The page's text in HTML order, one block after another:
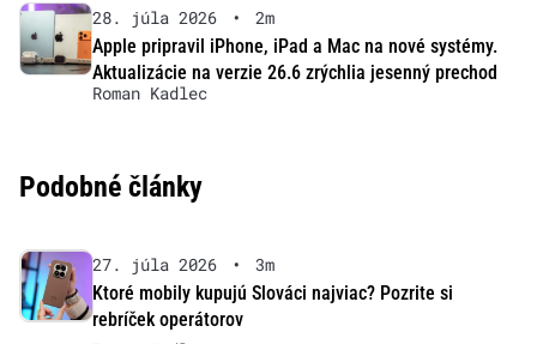
28. júla 2026 •
2m
Apple pripravil iPhone, iPad a Mac na nové systémy.
Aktualizácie na verzie 26.6 zrýchlia jesenný prechod
Roman Kadlec
Podobné články
27. júla 2026 •
3m
Ktoré mobily kupujú Slováci najviac? Pozrite si
rebríček operátorov